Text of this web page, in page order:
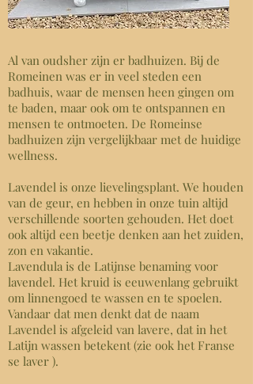
Al van oudsher zijn er badhuizen. Bij de
Romeinen was er in veel steden een
badhuis, waar de mensen heen gingen om
te baden, maar ook om te ontspannen en
mensen te ontmoeten. De Romeinse
badhuizen zijn vergelijkbaar met de huidige
wellness.
Lavendel is onze lievelingsplant. We houden
van de geur, en hebben in onze tuin altijd
verschillende soorten gehouden. Het doet
ook altijd een beetje denken aan het zuiden,
zon en vakantie.
Lavendula is de Latijnse benaming voor
lavendel. Het kruid is eeuwenlang gebruikt
om linnengoed te wassen en te spoelen.
Vandaar dat men denkt dat de naam
Lavendel is afgeleid van lavere, dat in het
Latijn wassen betekent (zie ook het Franse
se laver ).